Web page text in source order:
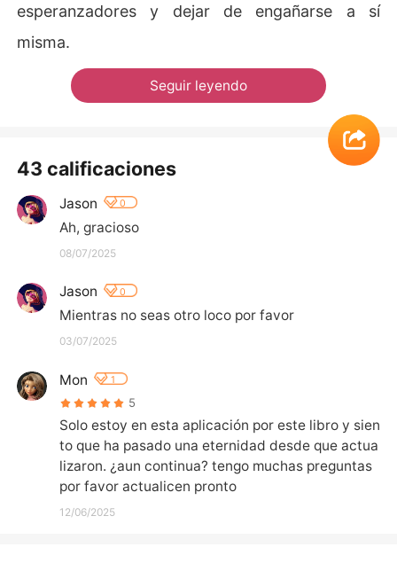
esperanzadores y dejar de engañarse a sí
misma.
Seguir leyendo
43 calificaciones
Jason 0
Ah, gracioso
08/07/2025
Jason 0
Mientras no seas otro loco por favor
03/07/2025
Mon 1
5
Solo estoy en esta aplicación por este libro y sien
to que ha pasado una eternidad desde que actua
lizaron. ¿aun continua? tengo muchas preguntas
por favor actualicen pronto
12/06/2025